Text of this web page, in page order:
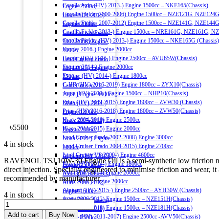
Corolla Axio (HV) 2013-) Engine 1500cc – NKE165(Chassis)
Corolla Fielder 2000-2006) Engine 1500cc – NZE121G,
Corolla Fielder 2007-2012) Engine 1500cc – NZE141G,
Corolla Fielder 2013-) Engine 1500cc – NRE161G, NZE161G,
Corolla Fielder (HV) 2013-) Engine 1500cc – NKE165G (Chassis)
Harrier 2016-) Engine 2000cc
Harrier (HV) 2013-) Engine 2500cc – AVU65W(Chassis)
Esquire 2014-) Engine 2000cc
Esquire (HV) 2014-) Engine 1800cc
C-HR (HV) 2016-2019) Engine 1800cc – ZYX10(Chassis)
Aqua (HV) 2011-) Engine 1500cc – NHP10(Chassis)
Prius (HV) 2009-2015) Engine 1800cc – ZVW30 (Chassis)
Prius (HV) 2016-2018) Engine 1800cc – ZVW50(Chassis)
Hiace 2004-2010) Engine 2500cc
Hiace 2011-2015) Engine 2000cc
Land Cruiser Prado 2002-2008) Engine 3000cc
Land Cruiser Prado 2004-2015) Engine 2700cc
Land Cruiser V8 2009-) Engine 4600cc
Noah (HV) 2014-) Engine 1800cc
Noah 2007-2014) Engine 2000cc
Noah 2015-) Engine 2000cc
Alphard (HV) 2015-) Engine 2500cc – AYH30W (Chassis)
Auris 2006-2012) Engine 1500cc – NZE151H(Chassis)
Auris 2013-2018) Engine 1500cc – NZE181H(Chassis)
Camry (HV) 2011-2017) Engine 2500cc -AVV50(Chassis)
Engine 2500cc
Hiace 2011-2015)
Engine 2000cc
Land Cruiser Prado
2002-2008) Engine
3000cc
Land Cruiser Prado
2004-2015) Engine
2700cc
Land Cruiser V8
2009-) Engine 4600cc
Noah (HV) 2014-)
Engine 1800cc
Noah 2007-2014)
Engine 2000cc
Noah 2015-) Engine
2000cc
Alphard (HV) 2015-)
Engine 2500cc –
AYH30W (Chassis)
Auris 2006-2012)
Engine 1500cc –
NZE151H(Chassis)
Auris 2013-2018)
Engine 1500cc –
৳5500
4 in stock
RAVENOL TSJ 10W-30 Engine Oil is a semi-synthetic low friction
direct injection. Specially engineered to minimise friction and wear,
recommended by manufacturer.
4 in stock
Ravenol
TSJ
Add to cart Buy Now